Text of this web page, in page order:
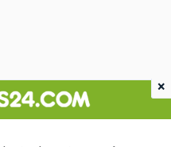
×